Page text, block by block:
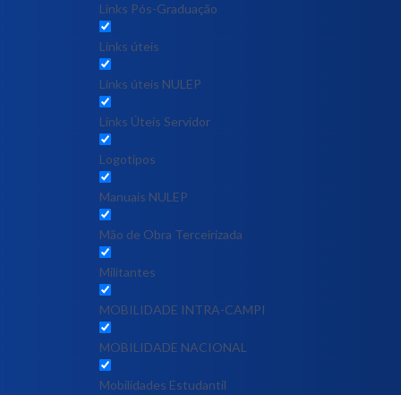
Links Pós-Graduação
Links úteis
Links úteis NULEP
Links Úteis Servidor
Logotipos
Manuais NULEP
Mão de Obra Terceirizada
Militantes
MOBILIDADE INTRA-CAMPI
MOBILIDADE NACIONAL
Mobilidades Estudantil